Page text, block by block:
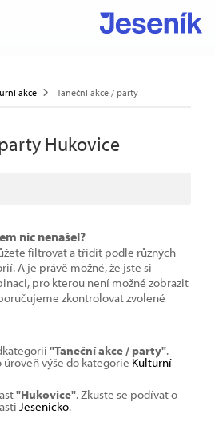
akce Taneční akce / party
Hukovice
nic nenašel?
filtrovat a třídit podle různých
A je právě možné, že jste si
pro kterou není možné zobrazit
zkontrolovat zvolené
"Taneční akce / party".
výše do kategorie Kulturní
"Hukovice". Zkuste se podívat o
Jesenicko.